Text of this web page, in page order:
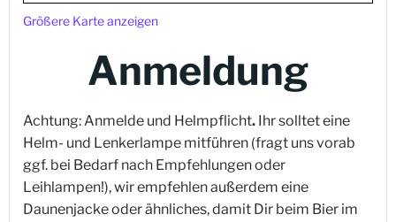
Größere Karte anzeigen
Anmeldung
Achtung: Anmelde und Helmpflicht. Ihr solltet eine
Helm- und Lenkerlampe mitführen (fragt uns vorab
ggf. bei Bedarf nach Empfehlungen oder
Leihlampen!), wir empfehlen außerdem eine
Daunenjacke oder ähnliches, damit Dir beim Bier im